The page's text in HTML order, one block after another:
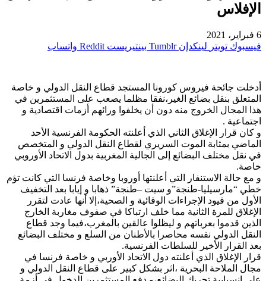
الإفلاس
6 فبراير، 2021
فيسبوك تويتر لينكدإن بينتيريست واتساب
أدخلت جائحة فيروس كورونا المستجد قطاع النقل الدولي و خاصة
المتعلق بنقل بضائع الغير،نفقا مظلما يصعب على المستثمرين في
هذا المجال الخروج منه دون أن يخلفوا ورائهم أزمات اقتصادية و
اجتماعية .
و كان قرار الإغلاق الثاني الذي أعلنته الحكومة الفرنسية الأحد
الماضي بمثابة الموت السريري لقطاع النقل الدولي و المتخصص
في نقل مختلف البضائع إلى الجالية المغربية بدول الاتحاد الأوروبي
خاصة.
و مع حالة الاستنفار التي أعلنتها أوروبا وخاصة فرنسا التي كانت تؤم
خطي “مارسيليا-طنجة”و سيت –طنجة” ذهابا و إيابا بعد التخفيف
الأول من قيود الإجراءات الوقائية و الصحية،إلا أنها عادت لتقرر
الإغلاق للمرة الثانية مما خلف ارتباكا في صفوف مغاربة الخارج
الذين قدموا بعرباتهم و ليظلوا عالقين بالمغرب،فيما وجد قطاع
النقل الدولي نفسه محاصرا بالأطنان من السلع و مختلف البضائع
بعد القرار الأخير للسلطات الفرنسية.
قرار الإغلاق الذي أعلنته دول الاتحاد الأوربي و خاصة فرنسا في
مجال الملاحة البحرية ،اثر بشكل كبير على قطاع النقل الدولي و